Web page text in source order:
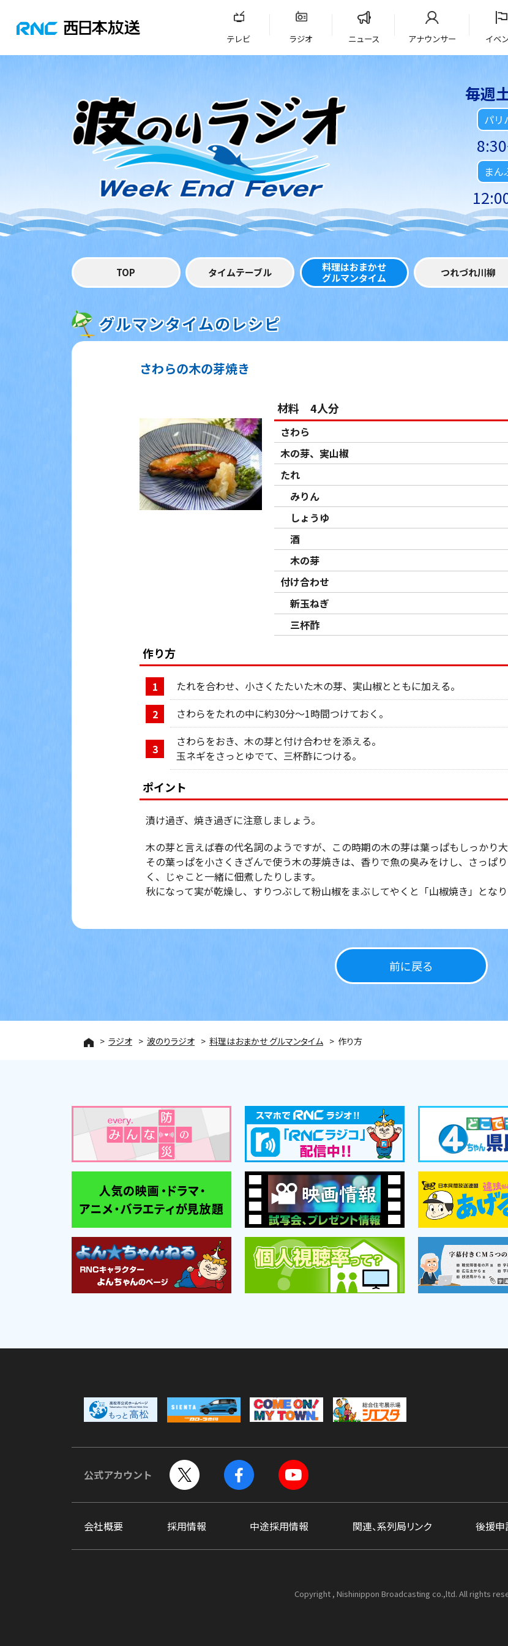
テレビ ラジオ ニュース アナウンサー イベ
毎週
パリ
まん
TOP タイムテーブル
料理はおまかせ
グルマンタイム
つれづれ川柳
グルマンタイムのレシピ
さわらの木の芽焼き
材料 4人分
さわら
木の芽、実山椒
たれ
みりん
しょうゆ
酒
木の芽
付け合わせ
新玉ねぎ
三杯酢
作り方
1
たれを合わせ、小さくたたいた木の芽、実山椒とともに加える。
2
さわらをたれの中に約30分～1時間つけておく。
3
さわらをおき、木の芽と付け合わせを添える。
玉ネギをさっとゆでて、三杯酢につける。
ポイント
漬け過ぎ、焼き過ぎに注意しましょう。
木の芽と言えば春の代名詞のようですが、この時期の木の芽は葉っぱもしっかり
その葉っぱを小さくきざんで使う木の芽焼きは、香りで魚の臭みをけし、さっぱ
く、じゃこと一緒に佃煮したりします。
秋になって実が乾燥し、すりつぶして粉山椒をまぶしてやくと「山椒焼き」となり
前に戻る
ラジオ 波のりラジオ 料理はおまかせ グルマンタイム 作り方
公式アカウント
会社概要 採用情報 中途採用情報 関連、系列局リンク 後援申
Copyright , Nishinippon Broadcasting co.,ltd. All rights